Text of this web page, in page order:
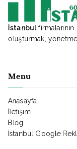
İstanbulfirmalarının
oluşturmak,
Menu
Anasayfa
İletişim
Blog
İstanbul Google